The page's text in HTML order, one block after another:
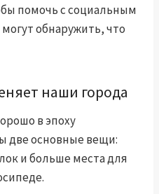
помочь с социальным
обнаружить, что
наши города
в эпоху
две основные вещи:
и больше места для